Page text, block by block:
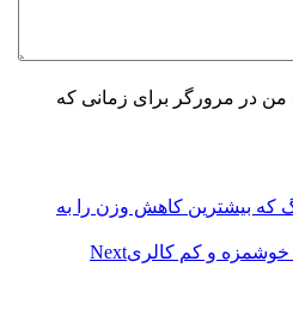
من در مرورگر برای زمانی که
که بیشترین کاهش وزن را به
Next